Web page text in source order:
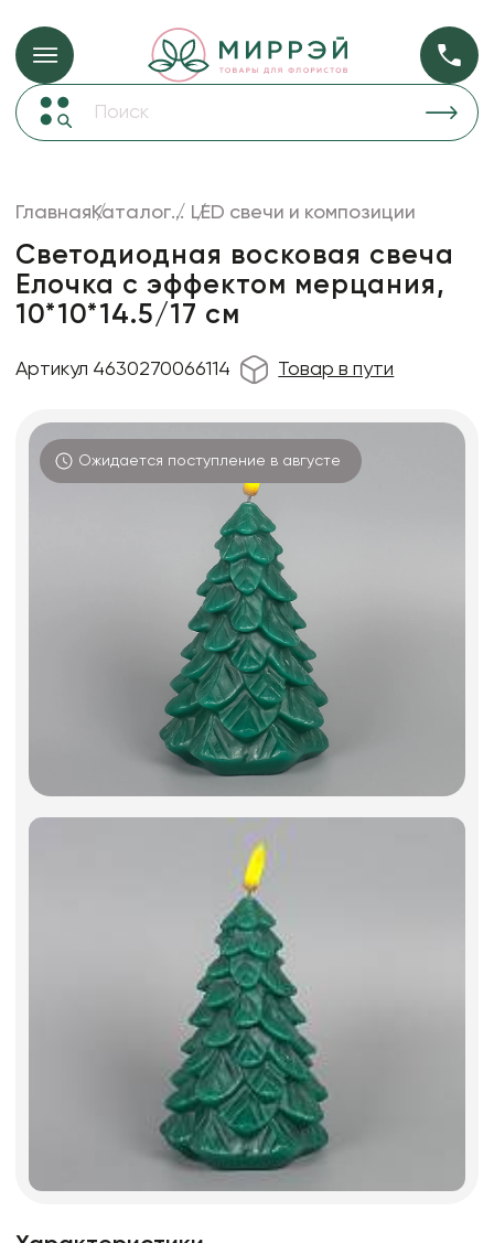
Упаковка для цветов и подарков Упаковка для
Пленка
прозрачная
Декор для дома
Лента
Искусственные цветы и растения
Декоративные вазы, кашпо
ГлавнаяКаталог... LED свечи и композиции
Светодиодная восковая свеча
Елочка с эффектом мерцания,
10*10*14.5/17 см
Артикул 4630270066114 Товар в пути
Ожидается поступление в августе